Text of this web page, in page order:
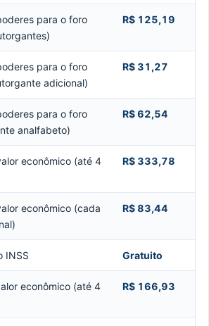
para o foro
R$ 125,19
para o foro
adicional)
R$ 31,27
para o foro
analfabeto)
R$ 62,54
econômico (até 4
R$ 333,78
econômico (cada
R$ 83,44
INSS Gratuito
econômico (até 4
R$ 166,93